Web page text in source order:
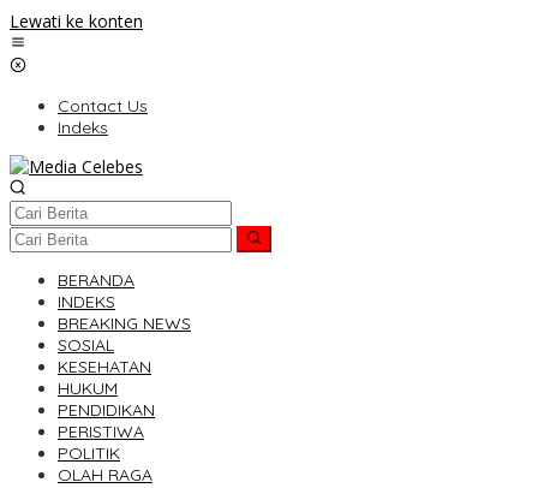
Lewati ke konten
Contact Us
Indeks
BERANDA
INDEKS
BREAKING NEWS
SOSIAL
KESEHATAN
HUKUM
PENDIDIKAN
PERISTIWA
POLITIK
OLAH RAGA